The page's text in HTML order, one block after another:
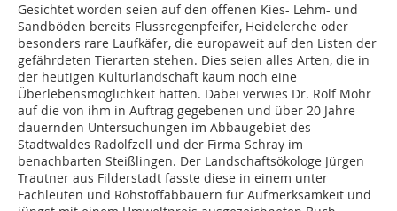
Gesichtet worden seien auf den offenen Kies- Lehm- und
Sandböden bereits Flussregenpfeifer, Heidelerche oder
besonders rare Laufkäfer, die europaweit auf den Listen der
gefährdeten Tierarten stehen. Dies seien alles Arten, die in
der heutigen Kulturlandschaft kaum noch eine
Überlebensmöglichkeit hätten. Dabei verwies Dr. Rolf Mohr
auf die von ihm in Auftrag gegebenen und über 20 Jahre
dauernden Untersuchungen im Abbaugebiet des
Stadtwaldes Radolfzell und der Firma Schray im
benachbarten Steißlingen. Der Landschaftsökologe Jürgen
Trautner aus Filderstadt fasste diese in einem unter
Fachleuten und Rohstoff­abbauern für Aufmerksamkeit und